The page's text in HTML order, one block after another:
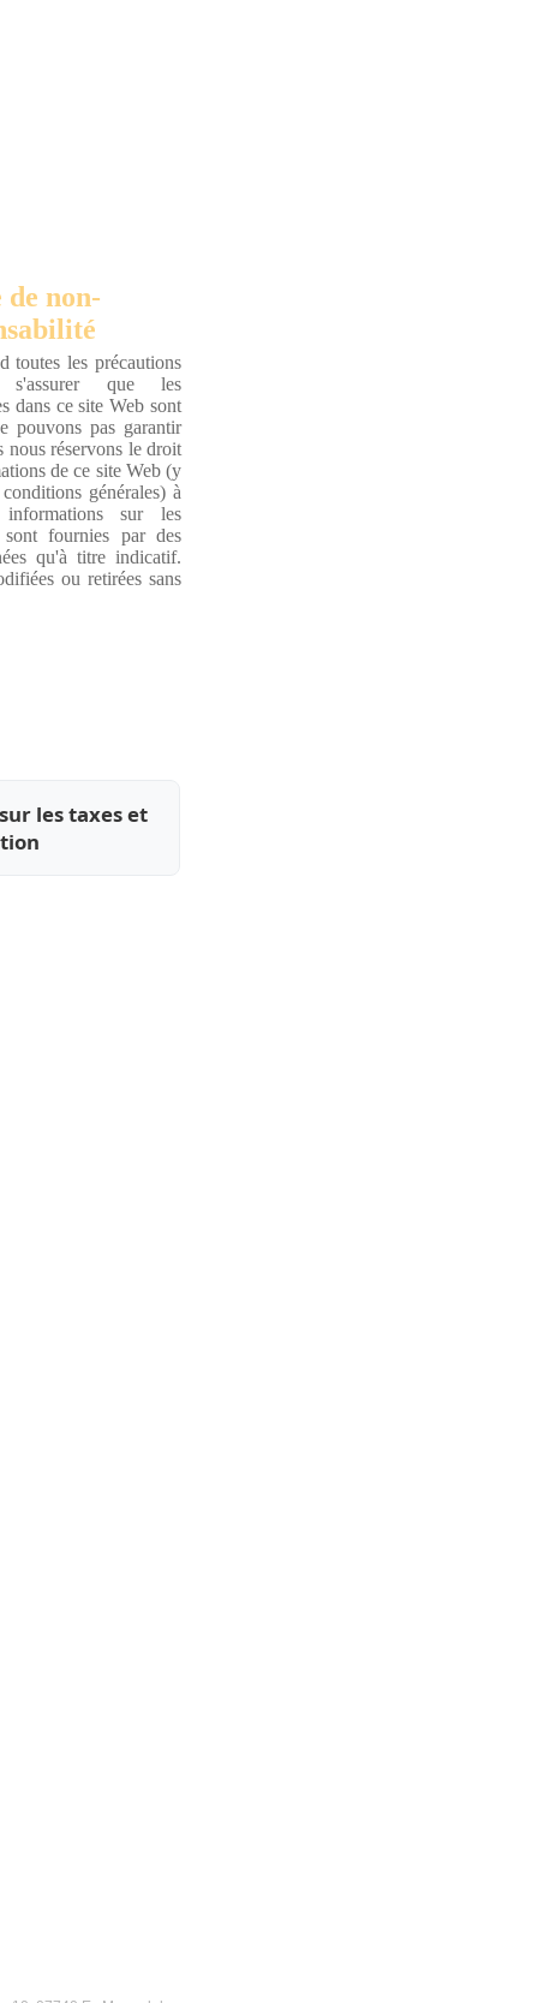
de non-
toutes les précautions
s'assurer que les
dans ce site Web sont
pouvons pas garantir
nous réservons le droit
de ce site Web (y
générales) à
sur les
sont fournies par des
qu'à titre indicatif.
ou retirées sans